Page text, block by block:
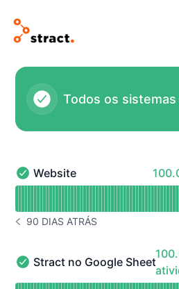
Todos os
Website - Operacional
Website
HISTÓRICO DE AVISOS 90 DIAS
90 DIAS ATRÁS
Stract no Google Sheets -
Stract no Google Sheets